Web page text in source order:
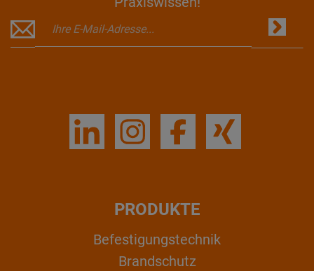
PRODUKTE
Befestigungstechnik
Brandschutz